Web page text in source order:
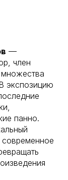
—
член
экспозицию
панно.
современное